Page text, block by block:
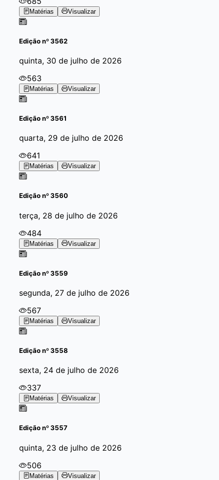
Matérias Visualizar
Ediçãonº 3562
quinta, 30 de julho de 2026
563
Matérias Visualizar
Ediçãonº 3561
quarta, 29 de julho de 2026
641
Matérias Visualizar
Ediçãonº 3560
terça, 28 de julho de 2026
484
Matérias Visualizar
Ediçãonº 3559
segunda, 27 de julho de 2026
567
Matérias Visualizar
Ediçãonº 3558
sexta, 24 de julho de 2026
337
Matérias Visualizar
Ediçãonº 3557
quinta, 23 de julho de 2026
506
Matérias Visualizar